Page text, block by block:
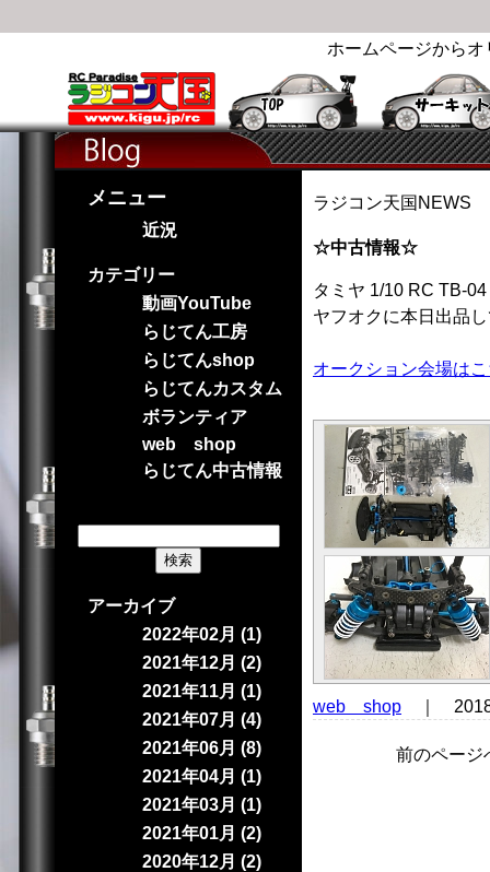
ホームページから
ラジコン天国NEWS
☆中古情報☆
タミヤ 1/10 RC TB-
ヤフオクに本日出品
オークション会場は
web shop ｜ 2018
前のペー
メニュー
近況
カテゴリー
動画YouTube
らじてん工房
らじてんshop
らじてんカスタム
ボランティア
web shop
らじてん中古情報
アーカイブ
2022年02月 (1)
2021年12月 (2)
2021年11月 (1)
2021年07月 (4)
2021年06月 (8)
2021年04月 (1)
2021年03月 (1)
2021年01月 (2)
2020年12月 (2)